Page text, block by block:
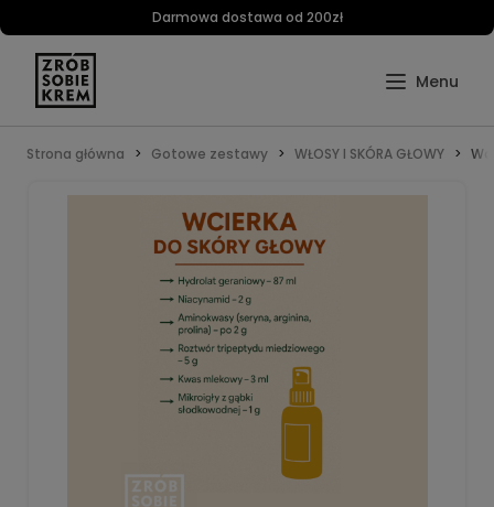
Darmowa dostawa od 200zł
Strona główna Gotowe zestawy WŁOSY I SKÓRA GŁOWY